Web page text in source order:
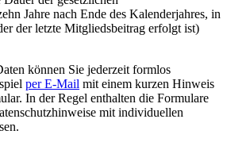
Jahre nach Ende des Kalenderjahres, in
der letzte Mitgliedsbeitrag erfolgt ist)
können Sie jederzeit formlos
per E-Mail mit einem kurzen Hinweis
In der Regel enthalten die Formulare
mit individuellen